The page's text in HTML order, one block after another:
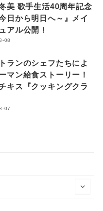
冬美 歌手生活40周年記念
日から明日へ～』メイ
アル公開！
08
ランのシェフたちによ
マン給食ストーリー！
キス『クッキングクラ
07